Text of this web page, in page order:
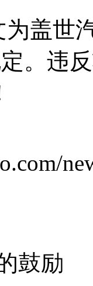
盖世
。违
鼓励